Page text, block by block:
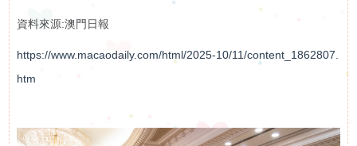
們
資料來源:澳門日報
https://www.macaodaily.com/html/2025-10/11/content_1862807.
htm